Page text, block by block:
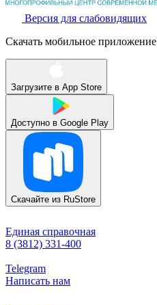
Версия для слабовидящих
Скачать мобильное приложение
Загрузите в App Store
Доступно в Google Play
Скачайте из RuStore
Единая справочная
8 (3812) 331-400
Telegram
Написать нам